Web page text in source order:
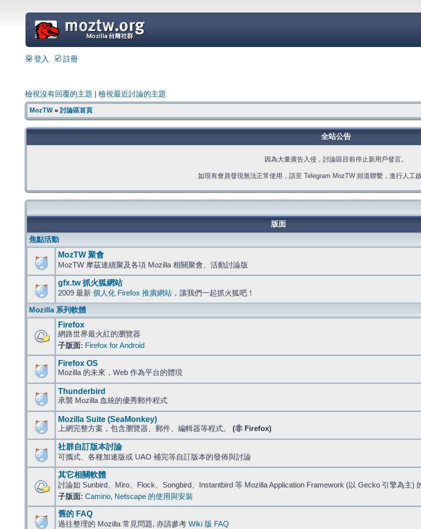
=
登入 註冊
檢視沒有回覆的主題 檢視最近討論的主題
MozTW» 討論區首頁
全站公告
因為大量廣告入侵，討論區目前停止新用戶發言。
如現有會員發現無法正常使用，請至 Telegram MozTW 頻道聯繫，進行人工
版面
焦點活動
MozTW 聚會
MozTW 摩茲連續聚及各項 Mozilla 相關聚會、活動討論版
gfx.tw 抓火狐網站
2009 最新 個人化 Firefox 推廣網站 ，讓我們一起抓火狐吧！
Mozilla 系列軟體
Firefox
網路世界最火紅的瀏覽器
子版面: Firefox for Android
Firefox OS
Mozilla 的未來，Web 作為平台的體現
Thunderbird
承襲 Mozilla 血統的優秀郵件程式
Mozilla Suite (SeaMonkey)
上網完整方案，包含瀏覽器、郵件、編輯器等程式。 (非 Firefox)
社群自訂版本討論
可攜式、各種加速版或 UAO 補完等自訂版本的發佈與討論
其它相關軟體
討論如 Sunbird、Miro、Flock、Songbird、Instantbird 等 Mozilla Application Framework (以 Gecko 引擎為主)
子版面: Camino, Netscape 的使用與安裝
舊的 FAQ
過往整理的 Mozilla 常見問題, 亦請參考 Wiki 版 FAQ